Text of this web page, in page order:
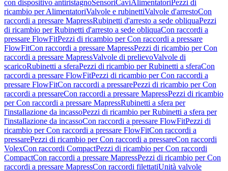
con dispositivo antiristagnoSensoriCaviAlimentatori Pezzi di
ricambio per AlimentatoriValvole e rubinettiValvole d'arrestoCon
raccordi a pressare MapressRubinetti d'arresto a sede obliquaPezzi
di ricambio per Rubinetti d'arresto a sede obliquaCon raccordi a
pressare FlowFitPezzi di ricambio per Con raccordi a pressare
FlowFitCon raccordi a pressare MapressPezzi di ricambio per Con
raccordi a pressare MapressValvole di prelievoValvole di
scaricoRubinetti a sferaPezzi di ricambio per Rubinetti a sferaCon
raccordi a pressare FlowFitPezzi di ricambio per Con raccordi a
pressare FlowFitCon raccordi a pressarePezzi di ricambio per Con
raccordi a pressareCon raccordi a pressare MapressPezzi di ricambio
per Con raccordi a pressare MapressRubinetti a sfera per
l'installazione da incassoPezzi di ricambio per Rubinetti a sfera per
l'installazione da incassoCon raccordi a pressare FlowFitPezzi di
ricambio per Con raccordi a pressare FlowFitCon raccordi a
pressarePezzi di ricambio per Con raccordi a pressareCon raccordi
VolexCon raccordi CompactPezzi di ricambio per Con raccordi
CompactCon raccordi a pressare MapressPezzi di ricambio per Con
raccordi a pressare MapressCon raccordi filettatiUnità valvole